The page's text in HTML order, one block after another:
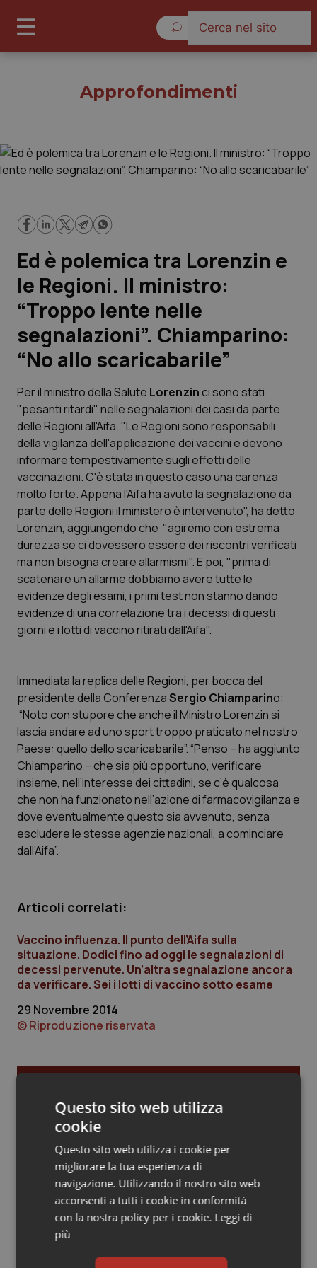
Governo e Parlamento
Regioni e Asl
Lavoro e Professioni
Scienza e Farmaci
Studi e Analisi
Lettere al direttore
Edizioni Regionali
QS Pro
Professionisti Sanitari.AI
Abruzzo
Basilicata
Campania
Emilia-Romagna
Friuli Venezia Giulia
Lazio
Liguria
Marche
Molise
Piemonte
Provincia Autonoma di Bolzano
Sardegna
Sicilia
Toscana
Umbria
QS Pro Gold
Artrite & artrosi
Car-T
Colesterolo & coronaropatie
Dermatite Atopica
Diabete & glucometri
Disturbi dell’umore
Donna & Salute
Epatiti
HIV
Infezioni & Febbre
Malattia di Crohn & Rettocolite Ulcerosa
Neuroscienze & patologie neurodegenerative
Obesità
Oftalmologia
QS Club Newsletter
Approfondimenti
Ed è polemica tra Lorenzin e
le Regioni. Il ministro:
“Troppo lente nelle
segnalazioni”. Chiamparino:
“No allo scaricabarile”
Per il ministro della Salute Lorenzinci sono stati
"pesanti ritardi" nelle segnalazioni dei casi da parte
delle Regioni all'Aifa. "Le Regioni sono responsabili
della vigilanza dell'applicazione dei vaccini e devono
informare tempestivamente sugli effetti delle
vaccinazioni. C'è stata in questo caso una carenza
molto forte. Appena l'Aifa ha avuto la segnalazione da
parte delle Regioni il ministero è intervenuto", ha detto
Lorenzin, aggiungendo che "agiremo con estrema
durezza se ci dovessero essere dei riscontri verificati
ma non bisogna creare allarmismi". E poi, "prima di
scatenare un allarme dobbiamo avere tutte le
evidenze degli esami, i primi test non stanno dando
evidenze di una correlazione tra i decessi di questi
giorni e i lotti di vaccino ritirati dall'Aifa".
Immediata la replica delle Regioni, per bocca del
presidente della ConferenzaSergio Chiamparino:
“Noto con stupore che anche il Ministro Lorenzin si
lascia andare ad uno sport troppo praticato nel nostro
Paese: quello dello scaricabarile”. “Penso – ha aggiunto
Chiamparino – che sia più opportuno, verificare
insieme, nell’interesse dei cittadini, se c’è qualcosa
che non ha funzionato nell’azione di farmacovigilanza e
dove eventualmente questo sia avvenuto, senza
escludere le stesse agenzie nazionali, a cominciare
dall’Aifa”.
Articoli correlati:
Vaccino influenza. Il punto dell’Aifa sulla
situazione. Dodici fino ad oggi le segnalazioni di
decessi pervenute. Un’altra segnalazione ancora
da verificare. Sei i lotti di vaccino sotto esame
29 Novembre 2014
© Riproduzione riservata
Gold
compliance, GDPR e Risk management
Gestione dell'Ipertensione resistente:
dalle Linee Guida alle terapie innovative
Questo sito web utilizza
cookie
Questo sito web utilizza i cookie per
migliorare la tua esperienza di
navigazione. Utilizzando il nostro sito web
acconsenti a tutti i cookie in conformità
con la nostra policy per i cookie. Leggi di
più